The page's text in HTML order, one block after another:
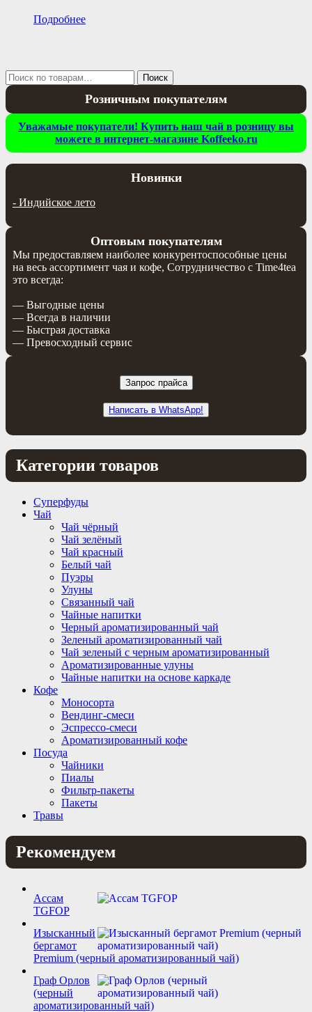
Подробнее
Искать: Поиск
Розничным покупателям
Уважамые покупатели! Купить наш чай в розницу вы
можете в интернет-магазине Koffeeko.ru
Новинки
- Индийское лето
Оптовым покупателям
Мы предоставляем наиболее конкурентоспособные цены
на весь ассортимент чая и кофе, Сотрудничество с Time4tea
это всегда:
— Выгодные цены
— Всегда в наличии
— Быстрая доставка
— Превосходный сервис
Запрос прайса
Написать в WhatsApp!
Категории товаров
Суперфуды
Чай
Чай чёрный
Чай зелёный
Чай красный
Белый чай
Пуэры
Улуны
Связанный чай
Чайные напитки
Черный ароматизированный чай
Зеленый ароматизированный чай
Чай зеленый с черным ароматизированный
Ароматизированные улуны
Чайные напитки на основе каркаде
Кофе
Моносорта
Вендинг-смеси
Эспрессо-смеси
Ароматизированный кофе
Посуда
Чайники
Пиалы
Фильтр-пакеты
Пакеты
Травы
Рекомендуем
Ассам
TGFOP
Изысканный
бергамот
Premium (черный ароматизированный чай)
Граф Орлов
(черный
ароматизированный чай)